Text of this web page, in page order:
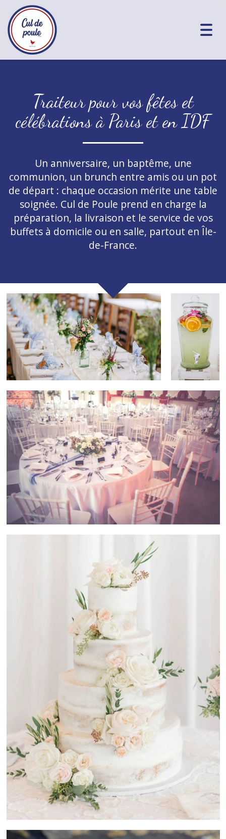
Traiteur pour vos fêtes et
célébrations à Paris et en IDF
Un anniversaire, un baptême, une
communion, un brunch entre amis ou un pot
de départ : chaque occasion mérite une table
soignée. Cul de Poule prend en charge la
préparation, la livraison et le service de vos
buffets à domicile ou en salle, partout en Île-
de-France.